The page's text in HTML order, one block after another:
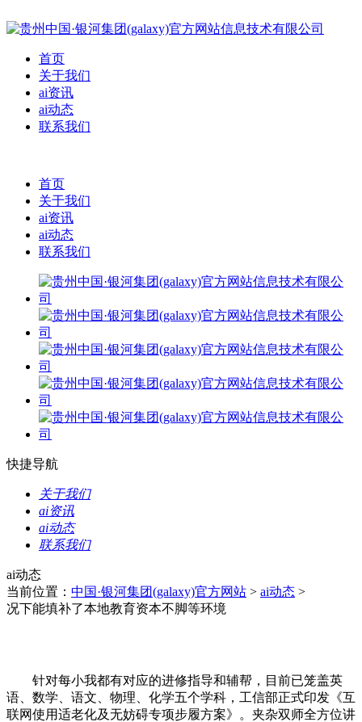
首页
关于我们
ai资讯
ai动态
联系我们
首页
关于我们
ai资讯
ai动态
联系我们
快捷导航
关于我们
ai资讯
ai动态
联系我们
ai动态
当前位置： 中国·银河集团(galaxy)官方网站 > ai动态 >
况下能填补了本地教育资本不脚等环境
针对每小我都有对应的进修指导和辅帮，目前已笼盖英
语、数学、语文、物理、化学五个学科，工信部正式印发《互
联网使用适老化及无妨碍专项步履方案》。夹杂双师全方位讲